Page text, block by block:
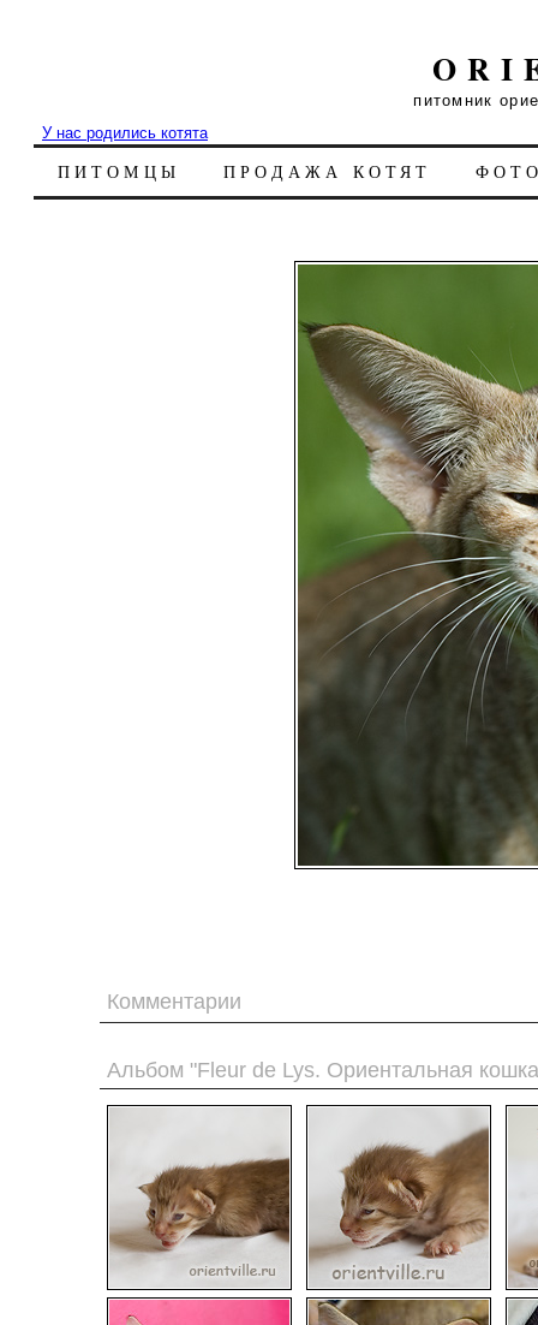
питомник
У нас родились котята
ПИТОМЦЫ ПРОДАЖА КОТЯТ
Комментарии
Альбом "Fleur de Lys. Ориентальная